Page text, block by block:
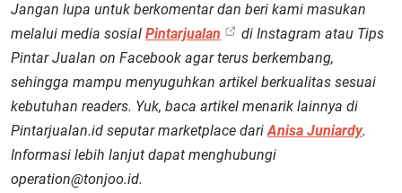
Jangan lupa untuk berkomentar dan beri kami masukan
melalui media sosial Pintarjualan
di Instagram atau Tips
Pintar Jualan on Facebook agar terus berkembang,
sehingga mampu menyuguhkan artikel berkualitas sesuai
kebutuhan readers. Yuk, baca artikel menarik lainnya di
Pintarjualan.id seputar marketplace dariAnisa Juniardy.
Informasi lebih lanjut dapat menghubungi
operation@tonjoo.id.